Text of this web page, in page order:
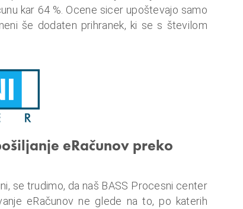
kar 64 %. Ocene sicer upoštevajo samo
še dodaten prihranek, ki se s številom
eRačunov preko
se trudimo, da naš BASS Procesni center
eRačunov ne glede na to, po katerih